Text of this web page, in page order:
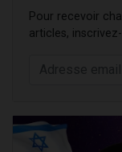
Pour recevoir
articles,